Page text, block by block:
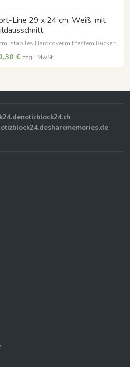
Line 29 x 24 cm, Weiß, mit
stabiles Hardcover mit festem Rücken
€ zzgl. MwSt.
notizblock24.ch
sharememories.de